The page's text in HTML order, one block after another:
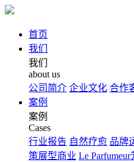
首页
我们
我们
about us
公司简介 企业文化 合作
案例
案例
Cases
行业报告 自然疗愈 品牌
策展型商业 Le